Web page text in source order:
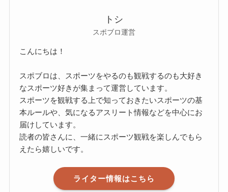
トシ
スポブロ運営
こんにちは！
スポブロは、スポーツをやるのも観戦するのも大好き
なスポーツ好きが集まって運営しています。
スポーツを観戦する上で知っておきたいスポーツの基
本ルールや、気になるアスリート情報などを中心にお
届けしています。
読者の皆さんに、一緒にスポーツ観戦を楽しんでもら
えたら嬉しいです。
ライター情報はこちら